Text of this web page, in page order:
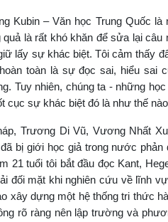
Kubin – Văn học Trung Quốc
là rất khó khăn để sửa lại
lấy sự khác biệt. Tôi cảm thấy
toàn là sự đọc sai, hiểu
Tuy nhiên, chúng ta - những
cục sự khác biệt đó là như thế
Trương Di Vũ, Vương Nhất
bị giới học giả trong nước
21 tuổi tôi bắt đầu đọc Kant,
đối mặt khi nghiên cứu về lĩnh
xây dựng một hệ thống tri thức
rõ ràng nên lập trường và